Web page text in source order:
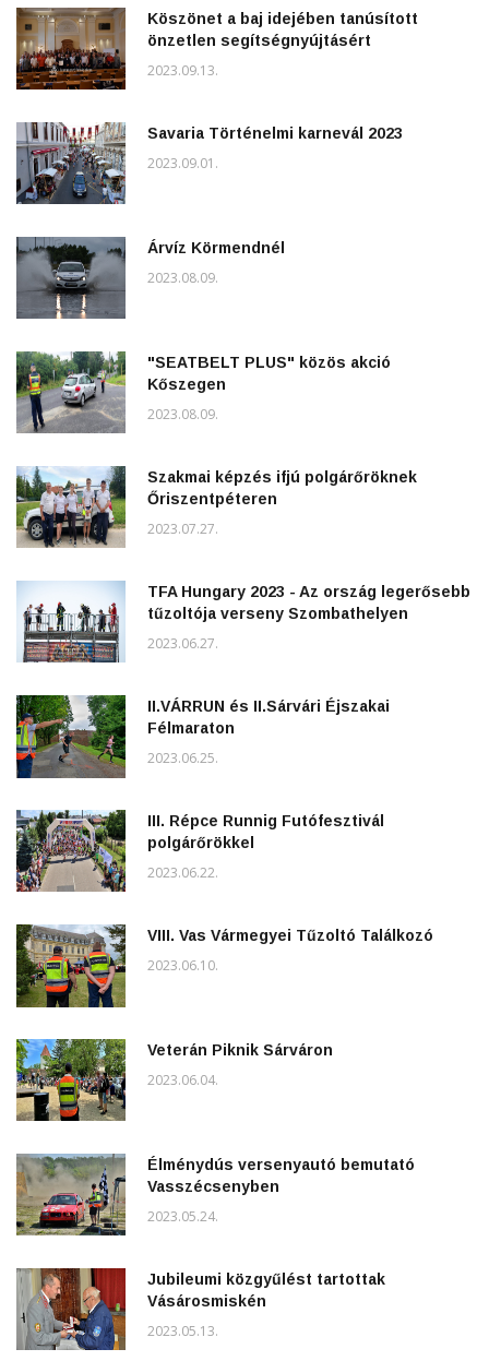
Köszönet a baj idejében tanúsított
önzetlen segítségnyújtásért
2023.09.13.
Savaria Történelmi karnevál 2023
2023.09.01.
Árvíz Körmendnél
2023.08.09.
"SEATBELT PLUS" közös akció
Kőszegen
2023.08.09.
Szakmai képzés ifjú polgárőröknek
Őriszentpéteren
2023.07.27.
TFA Hungary 2023 - Az ország legerősebb
tűzoltója verseny Szombathelyen
2023.06.27.
II.VÁRRUN és II.Sárvári Éjszakai
Félmaraton
2023.06.25.
III. Répce Runnig Futófesztivál
polgárőrökkel
2023.06.22.
VIII. Vas Vármegyei Tűzoltó Találkozó
2023.06.10.
Veterán Piknik Sárváron
2023.06.04.
Élménydús versenyautó bemutató
Vasszécsenyben
2023.05.24.
Jubileumi közgyűlést tartottak
Vásárosmiskén
2023.05.13.